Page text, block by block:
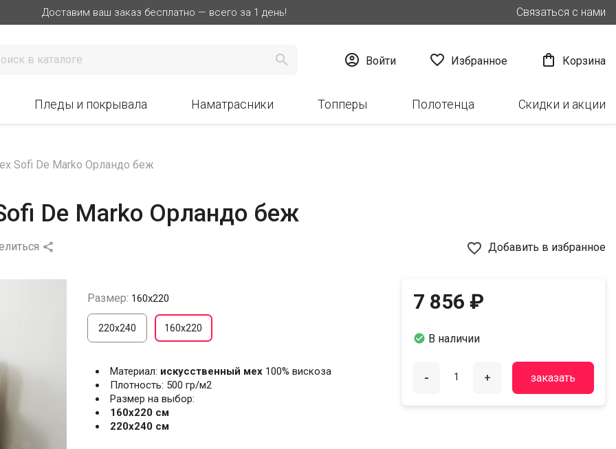
Доставим ваш заказ бесплатно — всего за 1 день! Связаться с нами
  Войти  Избранное  Корзина
Пледы и покрывала Наматрасники Топперы Полотенца Скидки и акции
Sofi De Marko Орландо беж
De Marko Орландо беж
 favorite_border Добавить в избранное
Размер: 160x220
220х240 160x220
Материал: искусственный мех 100% вискоза
Плотность: 500 гр/м2
Размер на выбор:
160х220 см
220х240 см
7 856 ₽
 В наличии
- + заказать